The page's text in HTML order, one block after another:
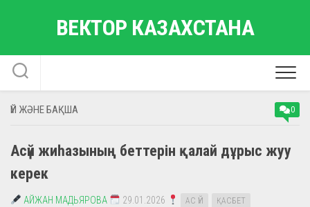
ВЕКТОР КАЗАХСТАНА
ҮЙ ЖӘНЕ БАҚША 0
Асүй жиһазының беттерін қалай дұрыс жуу
керек
АЙЖАН МАДЬЯРОВА 29.01.2026 АС ҮЙ
ҚАСБЕТ